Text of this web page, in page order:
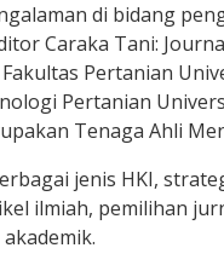
di bidang
Caraka Tani:
Pertanian
Pertanian
Tenaga Ahli
jenis HKI,
ilmiah, pemilihan